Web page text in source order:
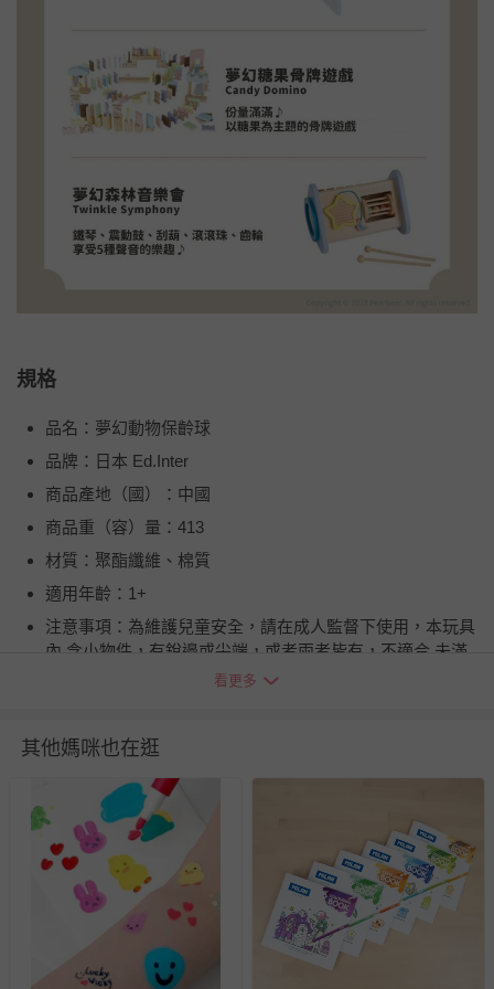
規格
品名：夢幻動物保齡球
品牌：日本 Ed.Inter
商品產地（國）：中國
商品重（容）量：413
材質：聚酯纖維、棉質
適用年齡：1+
注意事項：為維護兒童安全，請在成人監督下使用，本玩具
內 含小物件，有銳邊或尖端，或者兩者皆有，不適合 未滿
１歲兒童使用，且應避免吞食造成窒息。為避 免嬰兒或兒
BSMI商品檢驗標識字號：M54978
您所購買的商品享有7天的鑑賞期／猶豫期權益，但此期間
並非試用期，您所退回的商品必須是未經使用的全新狀態，
包含完整包裝、配件、說明文件及贈品等。
如需退換貨，請於收到商品7天（含例假日內提出），如為
瑕疵退換貨所產生的運費，將由媽咪愛負責處理，若非瑕疵
退貨，您可至『查詢訂單』>『已出貨』中查詢該筆訂單，
看更多
其他媽咪也在逛